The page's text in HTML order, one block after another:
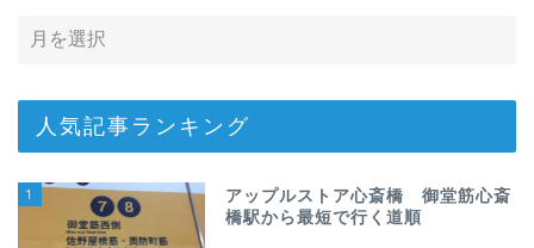
人気記事ランキング
1
アップルストア心斎橋 御堂筋心斎
橋駅から最短で行く道順